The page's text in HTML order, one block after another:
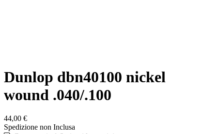
Dunlop dbn40100 nickel
wound .040/.100
44,00 €
Spedizione non Inclusa